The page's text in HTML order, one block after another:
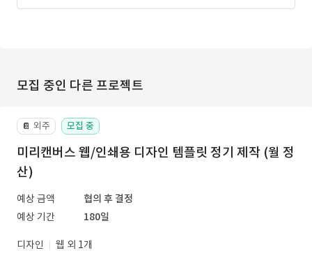
모집 중인 다른 프로젝트
📔 외주 모집 중
미리캔버스 웹/인쇄용 디자인 템플릿 정기 제작 (월 정
산)
예상 금액
협의 후 결정
예상 기간
180일
디자인
웹 외 1개